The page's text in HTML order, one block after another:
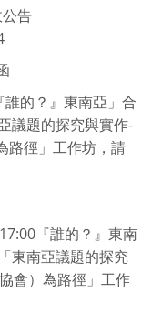
告
的？』東南亞」合
議題的探究與實作-
路徑」工作坊，請
『誰的？』東南
東南亞議題的探究
會）為路徑」工作